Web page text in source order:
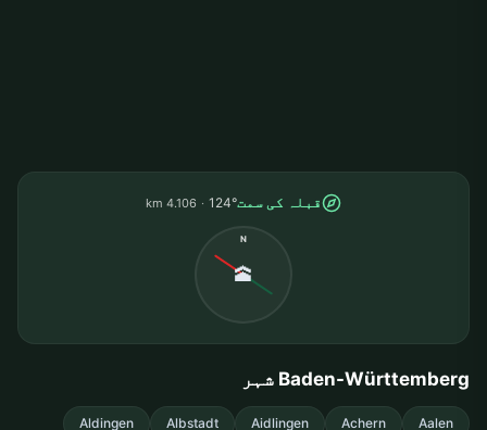
قبلہ کی سمت124°
4.106 km
N
🕋
Baden-Württemberg شہر
Aalen
Achern
Aidlingen
Albstadt
Aldingen